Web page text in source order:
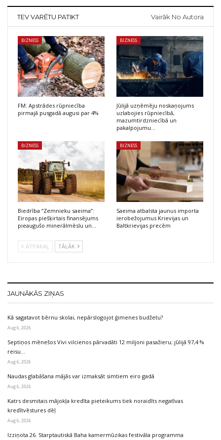
TEV VARĒTU PATIKT Vairāk No Autora
BIZNESS
FM: Apstrādes rūpniecība
pirmajā pusgadā augusi par 4%
BIZNESS
Jūlijā uzņēmēju noskaņojums
uzlabojies rūpniecībā,
mazumtirdzniecībā un
pakalpojumu…
BIZNESS
Biedrība “Zemnieku saeima”:
Eiropas piešķirtais finansējums
pieaugušo minerālmēslu un…
BIZNESS
Saeima atbalsta jaunus importa
ierobežojumus Krievijas un
Baltkrievijas precēm
ATPAKAĻ TĀLĀK
JAUNĀKĀS ZIŅAS
Kā sagatavot bērnu skolai, nepārslogojot ģimenes budžetu?
Aug 6, 2026
Septiņos mēnešos Vivi vilcienos pārvadāti 12 miljoni pasažieru; jūlijā 97,4 %
reisu…
Aug 6, 2026
Naudas glabāšana mājās var izmaksāt simtiem eiro gadā
Aug 6, 2026
Katrs desmitais mājokļa kredīta pieteikums tiek noraidīts negatīvas
kredītvēstures dēļ
Aug 6, 2026
Izziņota 26. Starptautiskā Baha kamermūzikas festivāla programma